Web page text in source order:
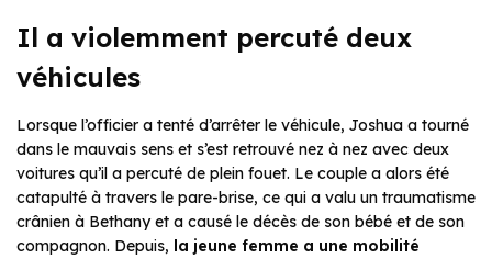
Il a violemment percuté deux
véhicules
Lorsque l’officier a tenté d’arrêter le véhicule, Joshua a tourné
dans le mauvais sens et s’est retrouvé nez à nez avec deux
voitures qu’il a percuté de plein fouet. Le couple a alors été
catapulté à travers le pare-brise, ce qui a valu un traumatisme
crânien à Bethany et a causé le décès de son bébé et de son
compagnon. Depuis, la jeune femme a une mobilité